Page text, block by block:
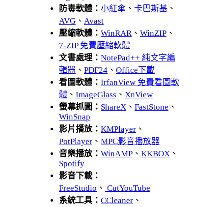
防毒軟體： 小紅傘 、 卡巴斯基 、
AVG 、 Avast
壓縮軟體： WinRAR 、 WinZIP 、
7-ZIP 免費壓縮軟體
文書處理： NotePad++ 純文字編
輯器 、 PDF24 、 Office下載
看圖軟體： IrfanView 免費看圖軟
體 、 ImageGlass 、 XnView
螢幕抓圖： ShareX 、 FastStone 、
WinSnap
影片播放： KMPlayer 、
PotPlayer 、 MPC影音播放器
音樂播放： WinAMP 、 KKBOX 、
Spotify
影音下載：
FreeStudio 、 CutYouTube
系統工具： CCleaner 、